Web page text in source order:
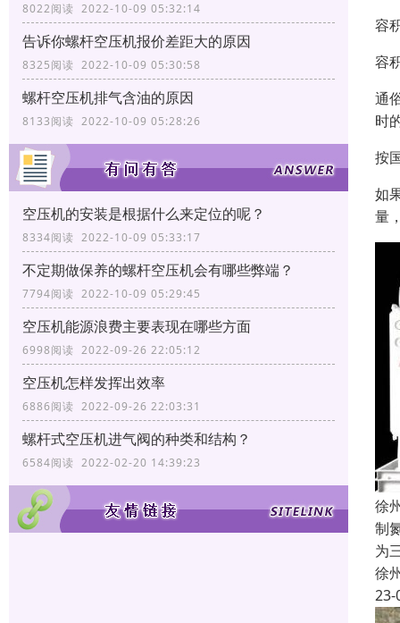
8022阅读 2022-10-09 05:32:14
告诉你螺杆空压机报价差距大的原因
8325阅读 2022-10-09 05:30:58
螺杆空压机排气含油的原因
8133阅读 2022-10-09 05:28:26
空压机的安装是根据什么来定位的呢？
8334阅读 2022-10-09 05:33:17
不定期做保养的螺杆空压机会有哪些弊端？
7794阅读 2022-10-09 05:29:45
空压机能源浪费主要表现在哪些方面
6998阅读 2022-09-26 22:05:12
空压机怎样发挥出效率
6886阅读 2022-09-26 22:03:31
螺杆式空压机进气阀的种类和结构？
6584阅读 2022-02-20 14:39:23
容
容
通
时
按
如
量
徐
制
为
徐
23-